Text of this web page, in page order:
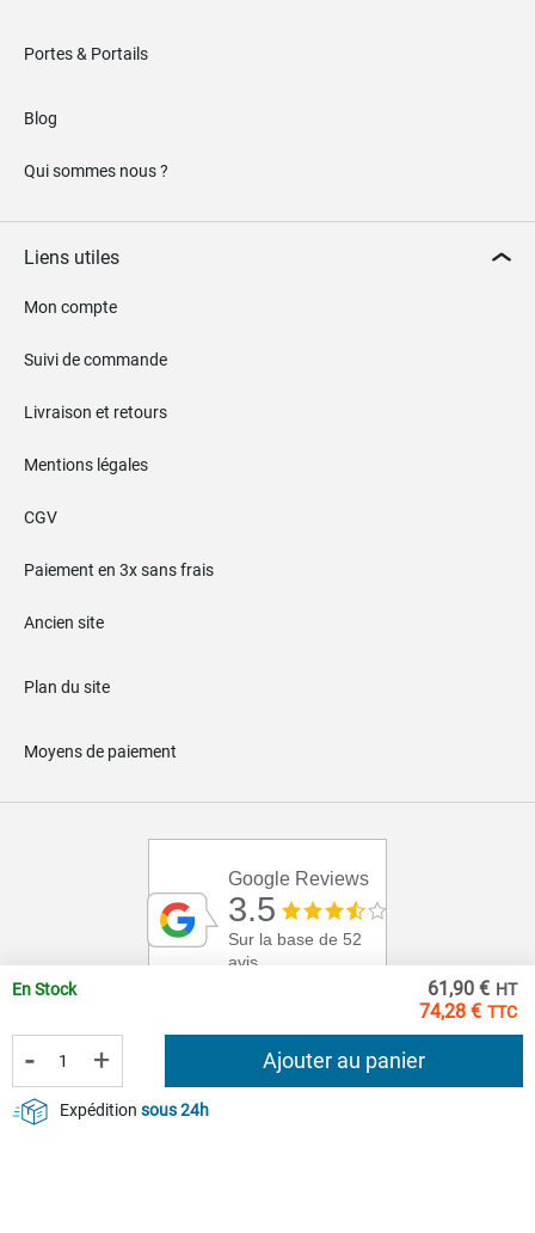
74,28 €
61,90 €
En Stock
- + Ajouter au panier
Expédition sous 24h
Portes & Portails
Blog
Qui sommes nous ?
Liens utiles
Mon compte
Suivi de commande
Livraison et retours
Mentions légales
CGV
Paiement en 3x sans frais
Ancien site
Plan du site
Moyens de paiement
Google Reviews
3.5
Sur la base de 52
avis